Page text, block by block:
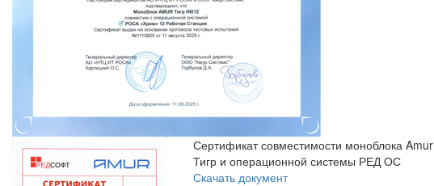
Сертификат совместимости моноблока Amur
Тигр и операционной системы РЕД ОС
Скачать документ